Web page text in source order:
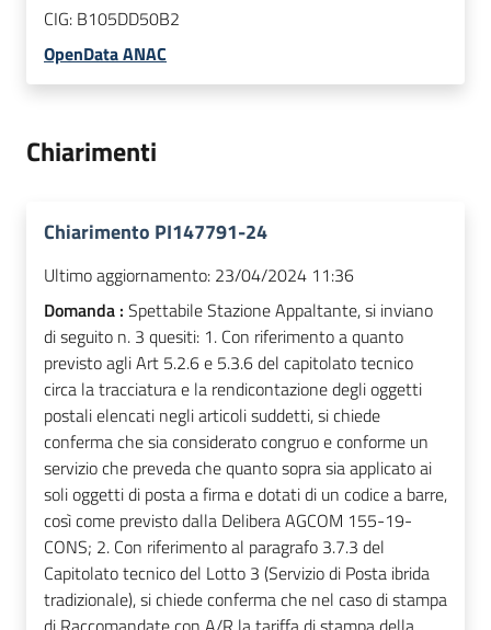
CIG: B105DD50B2
OpenData ANAC
Chiarimenti
Chiarimento PI147791-24
Ultimo aggiornamento: 23/04/2024 11:36
Domanda : Spettabile Stazione Appaltante, si inviano
di seguito n. 3 quesiti: 1. Con riferimento a quanto
previsto agli Art 5.2.6 e 5.3.6 del capitolato tecnico
circa la tracciatura e la rendicontazione degli oggetti
postali elencati negli articoli suddetti, si chiede
conferma che sia considerato congruo e conforme un
servizio che preveda che quanto sopra sia applicato ai
soli oggetti di posta a firma e dotati di un codice a barre,
così come previsto dalla Delibera AGCOM 155-19-
CONS; 2. Con riferimento al paragrafo 3.7.3 del
Capitolato tecnico del Lotto 3 (Servizio di Posta ibrida
tradizionale), si chiede conferma che nel caso di stampa